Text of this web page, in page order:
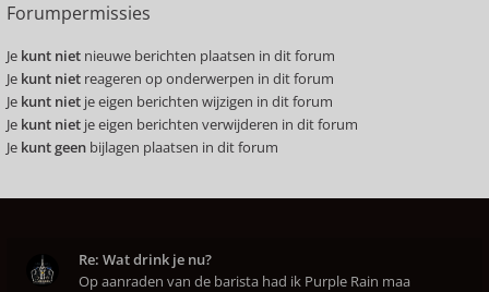
Forumpermissies
Je kunt niet nieuwe berichten plaatsen in dit forum
Je kunt niet reageren op onderwerpen in dit forum
Je kunt niet je eigen berichten wijzigen in dit forum
Je kunt niet je eigen berichten verwijderen in dit forum
Je kunt geen bijlagen plaatsen in dit forum
Re: Wat drink je nu?
Op aanraden van de barista had ik Purple Rain maa